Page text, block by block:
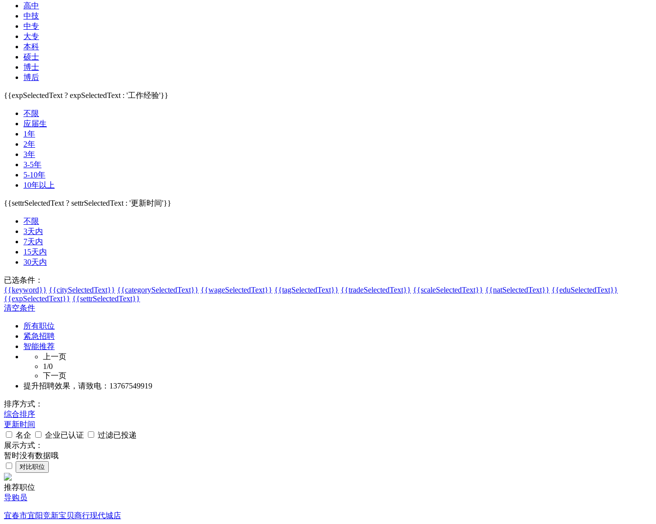
高中
中技
中专
大专
本科
硕士
博士
博后
{{expSelectedText ? expSelectedText : '工作经验'}}
不限
应届生
1年
2年
3年
3-5年
5-10年
10年以上
{{settrSelectedText ? settrSelectedText : '更新时间'}}
不限
3天内
7天内
15天内
30天内
已选条件：
{{keyword}} {{citySelectedText}} {{categorySelectedText}} {{wageSelectedText}} {{tagSelectedText}} {{tradeSelectedText}} {{scaleSelectedText}} {{natSelectedText}} {{eduSelectedText}}
{{expSelectedText}} {{settrSelectedText}}
清空条件
所有职位
紧急招聘
智能推荐
上一页
1/0
下一页
提升招聘效果，请致电：13767549919
排序方式：
综合排序
更新时间
名企
企业已认证
过滤已投递
展示方式：
暂时没有数据哦
对比职位
推荐职位
导购员
宜春市宜阳竞新宝贝商行现代城店